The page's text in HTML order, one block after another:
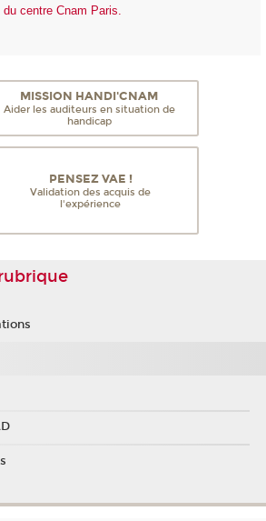
centre Cnam Paris.
MISSION HANDI'CNAM
Aider les auditeurs en situation de
handicap
PENSEZ VAE !
Validation des acquis de
l'expérience